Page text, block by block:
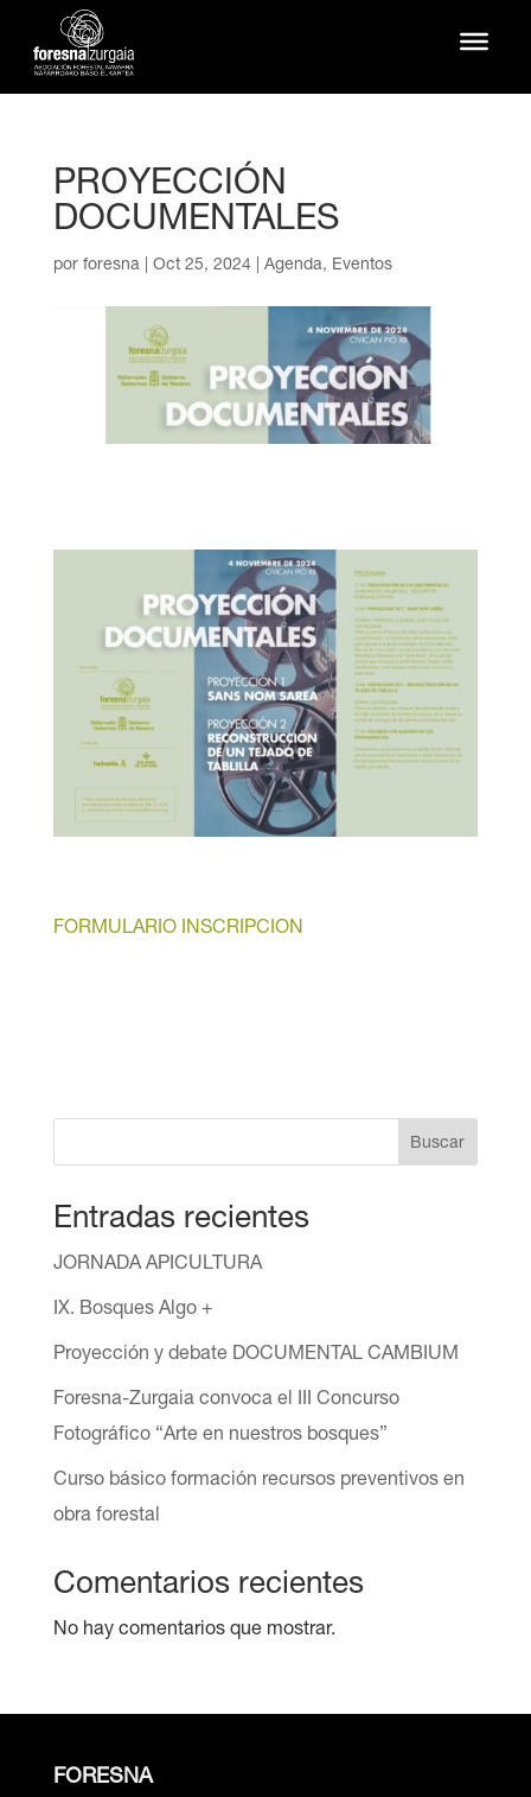
PROYECCIÓN
DOCUMENTALES
por foresna Oct 25, 2024| Agenda, Eventos
FORMULARIO INSCRIPCION
Buscar
Entradas recientes
JORNADA APICULTURA
IX. Bosques Algo +
Proyección y debate DOCUMENTAL CAMBIUM
Foresna-Zurgaia convoca el III Concurso
Fotográfico “Arte en nuestros bosques”
Curso básico formación recursos preventivos en
obra forestal
Comentarios recientes
No hay comentarios que mostrar.
FORESNA